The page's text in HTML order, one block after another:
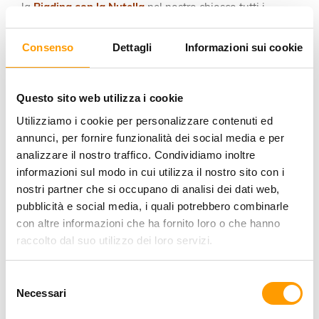
Consenso Dettagli Informazioni sui cookie
Questo sito web utilizza i cookie
Utilizziamo i cookie per personalizzare contenuti ed
annunci, per fornire funzionalità dei social media e per
analizzare il nostro traffico. Condividiamo inoltre
informazioni sul modo in cui utilizza il nostro sito con i
nostri partner che si occupano di analisi dei dati web,
pubblicità e social media, i quali potrebbero combinarle
con altre informazioni che ha fornito loro o che hanno
raccolto dal suo utilizzo dei loro servizi.
Necessari
la Piadina con la Nutella nel nostro chiosco tutti i
pomeriggi.
>> scopri di più sullaformula All Inclusive
la promozione è soggetta a disponibilità limitata
a conferma della prenotazione verrà richiesta una
caparra del 30% o il saldo da inviare tramite bonifico
bancario o carta di credito entro 7 giorni dalla data di
prenotazione
Tessera Club € 60a camera/soggiorno obbligatoria
da pagare all’arrivo
in caso di cancellazione/disdetta entro 14 giorni
dell’arrivo la caparra versata sarà restituita;
in caso di prenotazione con saldo anticipato: entro
14 giorni dell’arrivo l'intero importo sarà rimborsato;